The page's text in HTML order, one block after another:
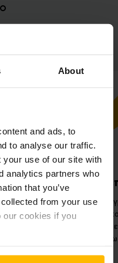
About
and ads, to
to analyse our traffic.
your use of our site with
analytics partners who
that you’ve
from your use
our cookies if you
Μεγιστες
Υλοποίηση
αυτοματισμού
απόλυτα στις